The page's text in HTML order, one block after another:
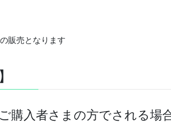
販売となります
購入者さまの方でされる場